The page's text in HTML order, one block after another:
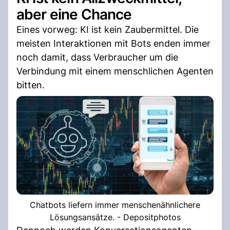
aber eine Chance
Eines vorweg: KI ist kein Zaubermittel. Die
meisten Interaktionen mit Bots enden immer
noch damit, dass Verbraucher um die
Verbindung mit einem menschlichen Agenten
bitten.
Chatbots liefern immer menschenähnlichere
Lösungsansätze. - Depositphotos